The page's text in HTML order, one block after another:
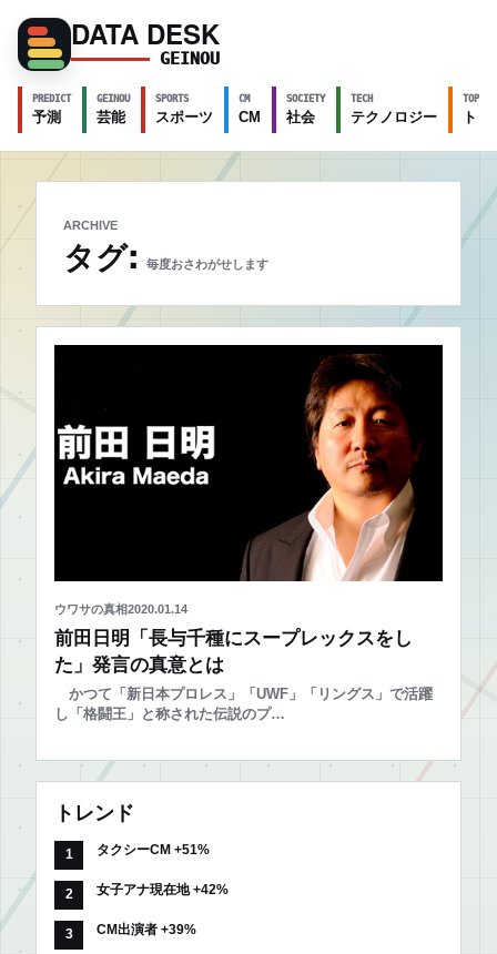
DATA DESK
GEINOU
PREDICT
予測
GEINOU
芸能
SPORTS
スポーツ
CM
CM
SOCIETY
社会
TECH
テクノロジー
TOPICS
ト
ARCHIVE
タグ: 毎度おさわがせします
ウワサの真相2020.01.14
前田日明「長与千種にスープレックスをし
た」発言の真意とは
かつて「新日本プロレス」「UWF」「リングス」で活躍
し「格闘王」と称された伝説のプ…
トレンド
タクシーCM +51%
女子アナ現在地 +42%
CM出演者 +39%